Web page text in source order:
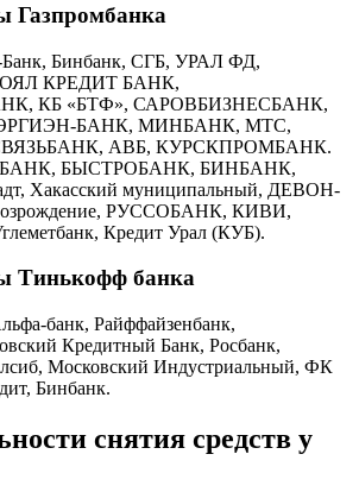
Газпромбанка
Бинбанк, СГБ, УРАЛ ФД,
КРЕДИТ БАНК,
КБ «БТФ», САРОВБИЗНЕСБАНК,
БАНК, МИНБАНК, МТС,
АВБ, КУРСКПРОМБАНК.
БЫСТРОБАНК, БИНБАНК,
Хакасский муниципальный, ДЕВОН-
РУССОБАНК, КИВИ,
Кредит Урал (КУБ).
Тинькофф банка
банк, Райффайзенбанк,
Кредитный Банк, Росбанк,
Московский Индустриальный, ФК
Бинбанк.
снятия средств у